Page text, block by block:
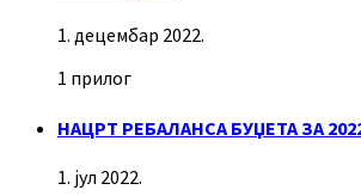
1. децембар 2022.
1 прилог
НАЦРТ РЕБАЛАНСА БУЏЕТА ЗА
1. јул 2022.